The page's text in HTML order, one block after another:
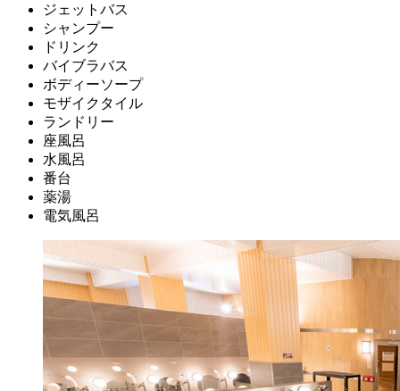
ジェットバス
シャンプー
ドリンク
バイブラバス
ボディーソープ
モザイクタイル
ランドリー
座風呂
水風呂
番台
薬湯
電気風呂